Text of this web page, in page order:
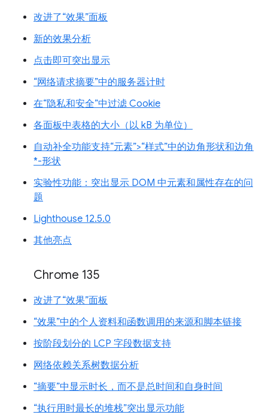
改进了“效果”面板
新的效果分析
点击即可突出显示
“网络请求摘要”中的服务器计时
在“隐私和安全”中过滤 Cookie
各面板中表格的大小（以 kB 为单位）
自动补全功能支持“元素”>“样式”中的边角形状和边角
*-形状
实验性功能：突出显示 DOM 中元素和属性存在的问
题
Lighthouse 12.5.0
其他亮点
Chrome 135
改进了“效果”面板
“效果”中的个人资料和函数调用的来源和脚本链接
按阶段划分的 LCP 字段数据支持
网络依赖关系树数据分析
“摘要”中显示时长，而不是总时间和自身时间
“执行用时最长的堆栈”突出显示功能